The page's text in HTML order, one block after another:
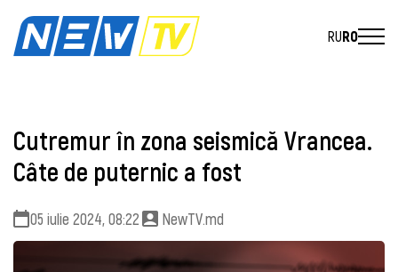
RURO
Cutremur în zona seismică Vrancea.
Câte de puternic a fost
05 iulie 2024, 08:22 NewTV.md